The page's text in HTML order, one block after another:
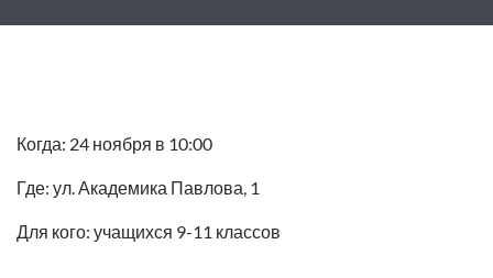
Когда: 24 ноября в 10:00
Где: ул. Академика Павлова, 1
Для кого: учащихся 9-11 классов